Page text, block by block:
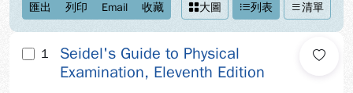
匯出 列印 Email 收藏 大圖 列表 清單
1
Seidel's Guide to Physical
Examination, Eleventh Edition